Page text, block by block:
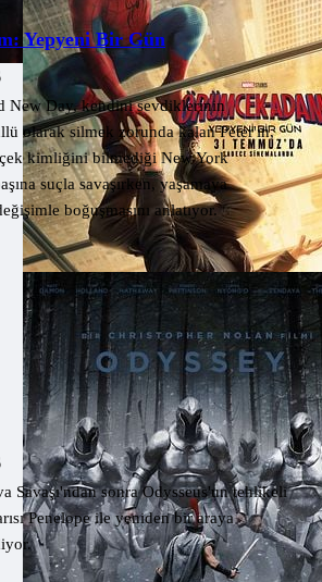
Yepyeni Bir Gün
New Day, kendini sevdiklerinin
olarak silmek zorunda kalan Peter'ın,
kimliğini bilmediği New York
suçla savaşırken, yaşamaya
boğuşmasını anlatıyor.
Savaşı'ndan sonra Odysseus'un tehlikeli
Penelope ile yeniden bir araya